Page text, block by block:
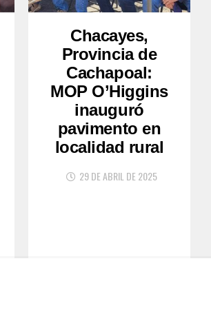
Chacayes,
Provincia de
Cachapoal:
MOP O’Higgins
inauguró
pavimento en
localidad rural
29 DE ABRIL DE 2025